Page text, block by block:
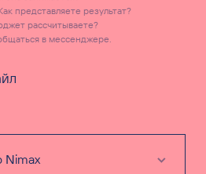
представляете результат?
рассчитываете?
в мессенджере.